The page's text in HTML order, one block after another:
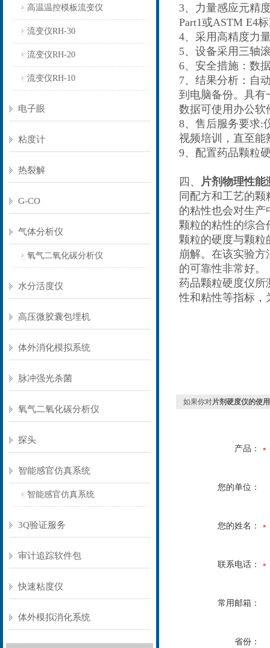
高温温控模板流变仪
流变仪RH-30
流变仪RH-20
流变仪RH-10
电子眼
粘度计
热裂解
G-CO
气体分析仪
氧气二氧化碳分析仪
水分活度仪
高压微胶囊包埋机
体外消化模拟系统
脉冲强光杀菌
氧气二氧化碳分析仪
探头
智能感官仿真系统
智能感官仿真系统
3Q验证服务
审计追踪软件包
快速粘度仪
体外模拟消化系统
3、力量感应元精
Part1或ASTM E4
4、采用高精度力
5、设备采用三轴
6、安全措施：数
7、结果分析：自
到电脑备份。具有
数据可使用办公软
8、售后服务要求:
视频培训，直至能
9、配置药品颗粒
四、 片剂物理性能
同配方和工艺的
的粘性也会对生
颗粒的粘性的综合
颗粒的硬度与颗粒
崩解。在该实验
的可靠性非常好。
药品颗粒硬度仪所
性和粘性等指标，
如果你对片剂硬度仪的使
产品：
您的单位：
您的姓名：
联系电话：
常用邮箱：
省份：